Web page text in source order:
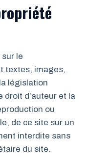
le
textes, images,
législation
droit d’auteur et la
ou
de ce site sur un
interdite sans
du site.